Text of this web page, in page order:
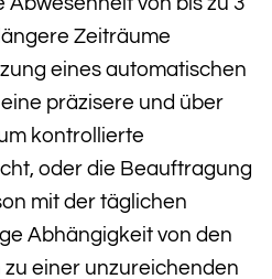
Zeiträume
eines automatischen
präzisere und über
kontrollierte
oder die Beauftragung
mit der täglichen
Abhängigkeit von den
einer unzureichenden